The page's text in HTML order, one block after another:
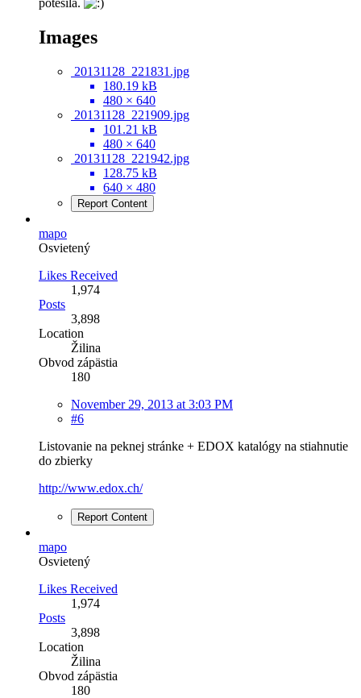
Images
20131128_221831.jpg
180.19 kB
480 × 640
20131128_221909.jpg
101.21 kB
480 × 640
20131128_221942.jpg
128.75 kB
640 × 480
Report Content
mapo
Osvietený
Likes Received
1,974
Posts
3,898
Location
Žilina
Obvod zápästia
180
November 29, 2013 at 3:03 PM
#6
Listovanie na peknej stránke + EDOX katalógy na stiahnutie
do zbierky
http://www.edox.ch/
Report Content
mapo
Osvietený
Likes Received
1,974
Posts
3,898
Location
Žilina
Obvod zápästia
180